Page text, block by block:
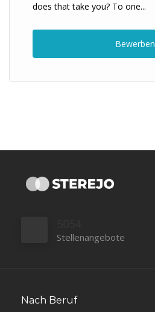
does that take you? To one...
Bewerben
Stellenangebote
Nach Beruf